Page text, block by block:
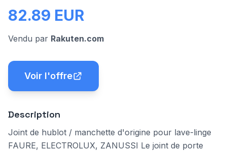
82.89 EUR
Vendu par Rakuten.com
Voir l'offre
Description
Joint de hublot / manchette d'origine pour lave-linge
FAURE, ELECTROLUX, ZANUSSI Le joint de porte